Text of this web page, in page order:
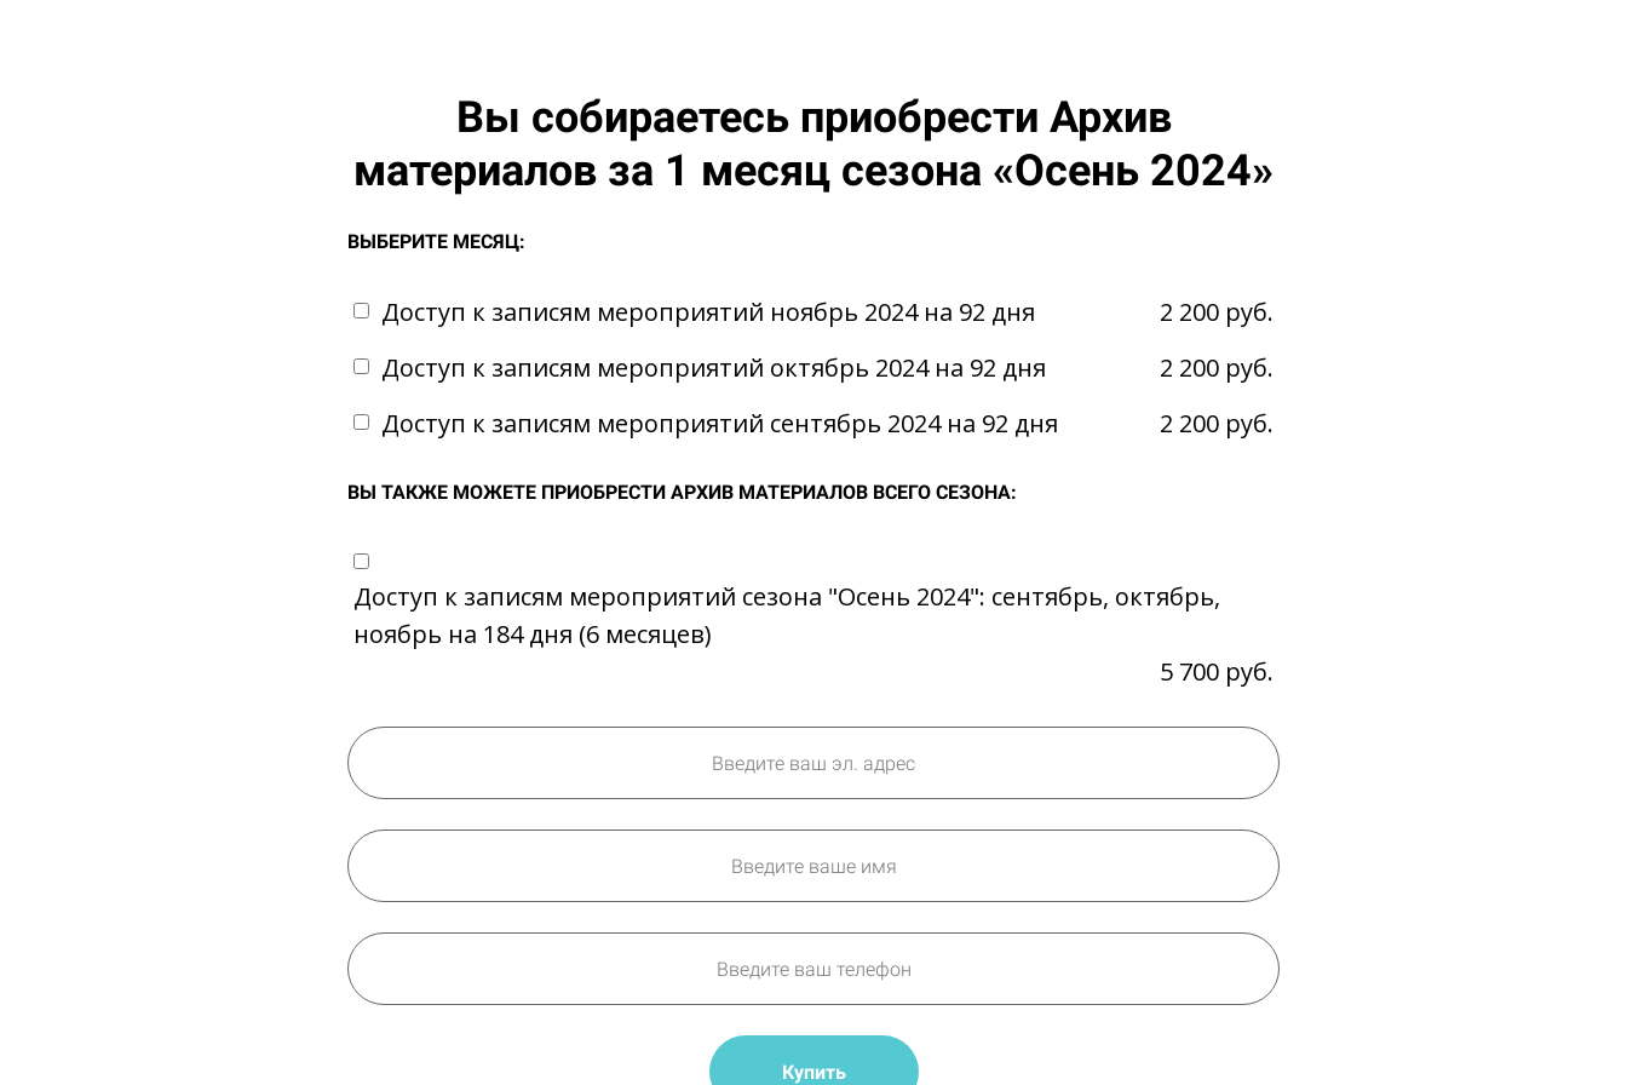
Вы собираетесь приобрести Архив
материалов за 1 месяц сезона «Осень 2024»
ВЫБЕРИТЕ МЕСЯЦ:
Доступ к записям мероприятий ноябрь 2024 на 92 дня
2 200 руб.
Доступ к записям мероприятий октябрь 2024 на 92 дня
2 200 руб.
Доступ к записям мероприятий сентябрь 2024 на 92 дня
2 200 руб.
ВЫ ТАКЖЕ МОЖЕТЕ ПРИОБРЕСТИ АРХИВ МАТЕРИАЛОВ ВСЕГО СЕЗОНА:
Доступ к записям мероприятий сезона "Осень 2024": сентябрь, октябрь,
ноябрь на 184 дня (6 месяцев)
5 700 руб.
Купить